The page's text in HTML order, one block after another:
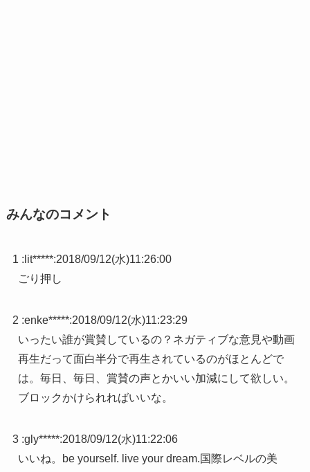
みんなのコメント
1 : lit*****:2018/09/12(水)11:26:00
ごり押し
2 :enke*****:2018/09/12(水)11:23:29
いったい誰が賞賛しているの？ネガティブな意見や動画
再生だって面白半分で再生されているのがほとんどで
は。毎日、毎日、賞賛の声とかいい加減にして欲しい。
ブロックかけられればいいな。
3 :gly*****:2018/09/12(水)11:22:06
いいね。be yourself. live your dream.国際レベルの美